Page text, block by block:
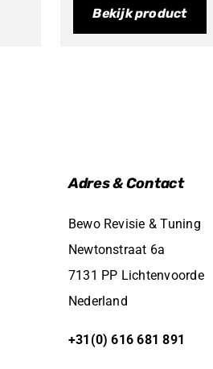
Bekijk product
Adres & Contact
Bewo Revisie & Tuning
Newtonstraat 6a
7131 PP Lichtenvoorde
Nederland
+31(0) 616 681 891